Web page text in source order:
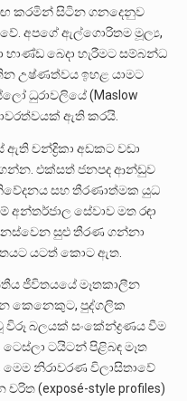
කරමින් සිටින ගනදෙනුව
අපගේ ඇල්ගොරිතම මූල්‍ය,
භාණ්ඩ බෙදා හැරීමට සම්බන්ධ
උෂ්ණත්වය ඉහළ යාමට
ධුරාවලියේ (Maslow
ඇති කරයි.
චන්ද්‍රිකා අඩකට වඩා
ගන්න. එක්සත් ජනපද ආන්ඩුව
සහ තීරණාත්මක යුධ
අන්තර්ජාල සේවාව මත රඳා
සුළු තීරණ ගන්නා
යටත් කොට ඇත.
ජීවිතයයේ මෑතකාලීන
කෙනෙකුට, පුද්ගලික
විරූ බලයක් සංකේන්ද්‍රණය වීම
ටයිටන් පිළිබඳ මෑත
නිරාවරණ විලාසිතාවේ
(exposé-style profiles)